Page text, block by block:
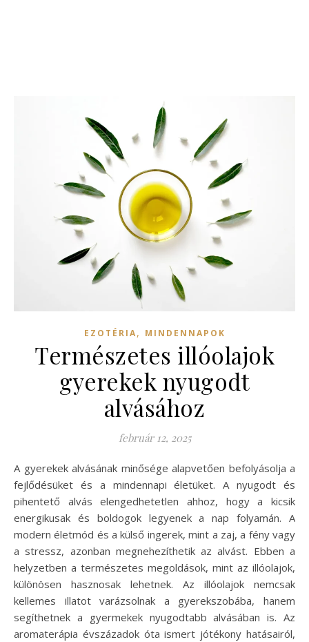
EZOTÉRIA, MINDENNAPOK
Természetes illóolajok
gyerekek nyugodt
alvásához
február 12, 2025
A gyerekek alvásának minősége alapvetően befolyásolja a
fejlődésüket és a mindennapi életüket. A nyugodt és
pihentető alvás elengedhetetlen ahhoz, hogy a kicsik
energikusak és boldogok legyenek a nap folyamán. A
modern életmód és a külső ingerek, mint a zaj, a fény vagy
a stressz, azonban megnehezíthetik az alvást. Ebben a
helyzetben a természetes megoldások, mint az illóolajok,
különösen hasznosak lehetnek. Az illóolajok nemcsak
kellemes illatot varázsolnak a gyerekszobába, hanem
segíthetnek a gyermekek nyugodtabb alvásában is. Az
aromaterápia évszázadok óta ismert jótékony hatásairól,